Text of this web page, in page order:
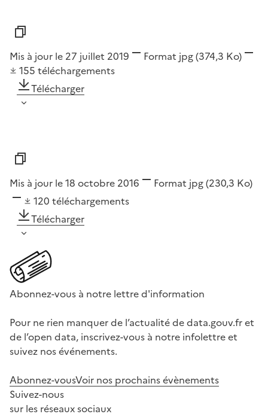
Mis à jour le 27 juillet 2019 Format jpg(374,3 Ko)
155 téléchargements
Télécharger
Mis à jour le 18 octobre 2016 Format jpg(230,3 Ko)
120 téléchargements
Télécharger
Abonnez-vous à notre lettre d'information
Pour ne rien manquer de l’actualité de data.gouv.fr et
de l’open data, inscrivez-vous à notre infolettre et
suivez nos événements.
Abonnez-vousVoir nos prochains évènements
Suivez-nous
sur les réseaux sociaux